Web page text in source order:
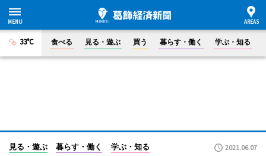
33°C 食べる 見る・遊ぶ 買う 暮らす・働く 学ぶ・知る
見る・遊ぶ 暮らす・働く 学ぶ・知る 2021.06.07